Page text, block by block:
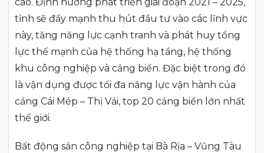
tỉnh sẽ đẩy mạnh thu hút đầu tư vào các lĩnh vực
này, tăng năng lực cạnh tranh và phát huy tổng
lực thế mạnh của hệ thống hạ tầng, hệ thống
khu công nghiệp và cảng biển. Đặc biệt trong đó
là vận dụng được tối đa năng lực vận hành của
cảng Cái Mép – Thị Vải, top 20 cảng biển lớn nhất
thế giới.
Bất động sản công nghiệp tại Bà Rịa – Vũng Tàu